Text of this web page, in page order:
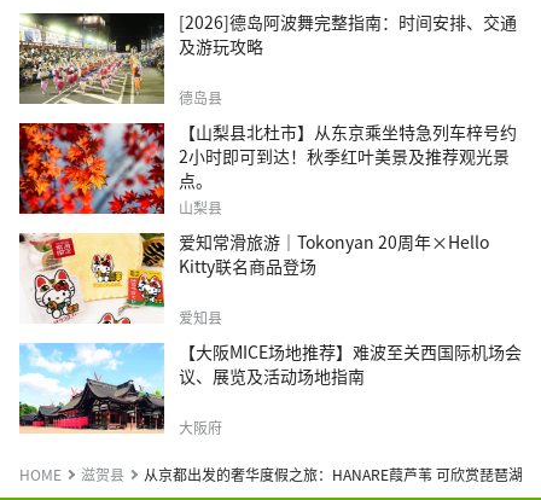
[2026]德岛阿波舞完整指南：时间安排、交通
及游玩攻略
德岛县
【山梨县北杜市】从东京乘坐特急列车梓号约
2小时即可到达！秋季红叶美景及推荐观光景
点。
山梨县
爱知常滑旅游｜Tokonyan 20周年×Hello
Kitty联名商品登场
爱知县
【大阪MICE场地推荐】难波至关西国际机场会
议、展览及活动场地指南
大阪府
HOME 滋贺县 从京都出发的奢华度假之旅：HANARE葭芦苇 可欣赏琵琶湖